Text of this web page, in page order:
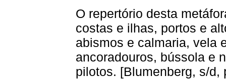
O repertório desta
costas e ilhas, portos e
abismos e calmaria, vela
ancoradouros, bússola e
pilotos. [Blumenberg, s/d,